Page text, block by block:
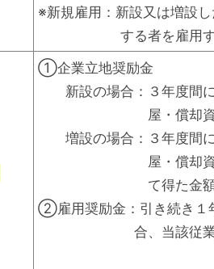
※新規雇用：新設又は増設
する者を雇用す
①企業立地奨励金
新設の場合：３年度間に
屋・償却資産に係る
増設の場合：３年度間
屋・償却資産に係る
て得た金額以
②雇用奨励金：引き続き１
合、当該従業員１人